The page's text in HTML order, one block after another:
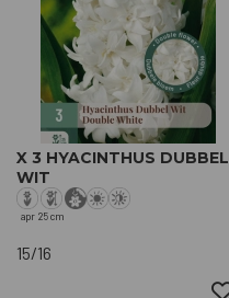
X 3 HYACINTHUS DUBBEL
WIT
apr 25 cm
15/16